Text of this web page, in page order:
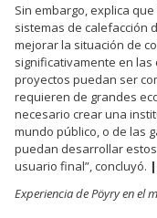
Sin embargo, explica
sistemas de calefacción
mejorar la situación de
significativamente en las
proyectos puedan ser
requieren de grandes
necesario crear una
mundo público, o de las
puedan desarrollar
usuario final”, concluyó.
Experiencia de Pöyry en el